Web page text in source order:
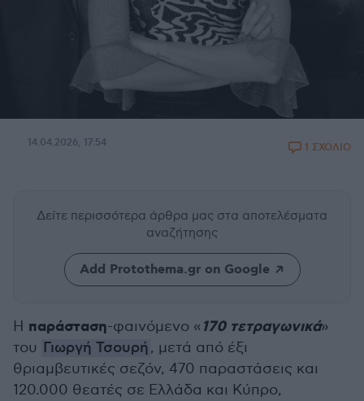
14.04.2026, 17:54 1 ΣΧΟΛΙΟ
Δείτε περισσότερα άρθρα μας στα αποτελέσματα
αναζήτησης
Add Protothema.gr on Google
Η παράσταση-φαινόμενο « 170 τετραγωνικά»
του Γιωργή Τσουρή, μετά από έξι
θριαμβευτικές σεζόν, 470 παραστάσεις και
120.000 θεατές σε Ελλάδα και Κύπρο,